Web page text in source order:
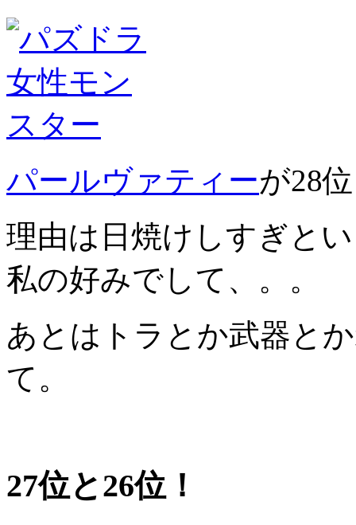
パールヴァティーが28
理由は日焼けしすぎと
私の好みでして、。。
あとはトラとか武器と
て。
27位と26位！